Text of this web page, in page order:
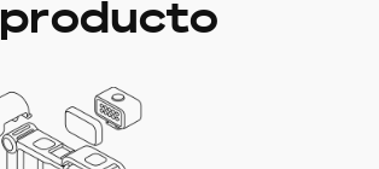
producto